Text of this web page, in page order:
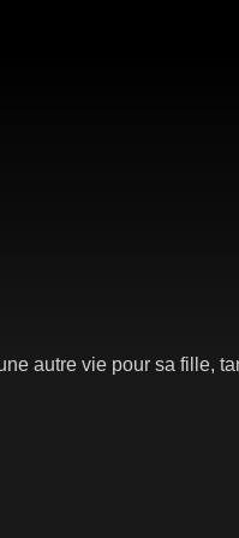
autre vie pour sa fille,